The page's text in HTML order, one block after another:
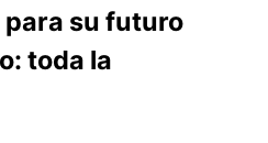
su futuro
toda la